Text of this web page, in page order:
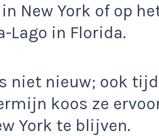
New York of op
Lago in Florida.
niet nieuw; ook
koos ze
York te blijven.